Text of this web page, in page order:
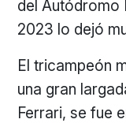
del Autódromo
2023 lo dejó
El tricampeón
una gran
Ferrari, se fue